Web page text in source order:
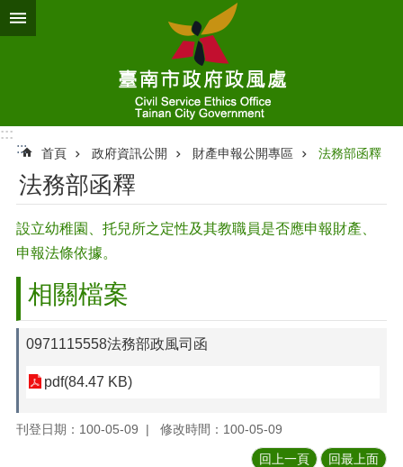
跳到主要內容區塊
:::
:::
首頁 政府資訊公開 財產申報公開專區 法務部函釋
法務部函釋
設立幼稚園、托兒所之定性及其教職員是否應申報財產、
申報法條依據。
相關檔案
0971115558法務部政風司函
pdf(84.47 KB)
刊登日期：100-05-09 修改時間：100-05-09
回上一頁 回最上面